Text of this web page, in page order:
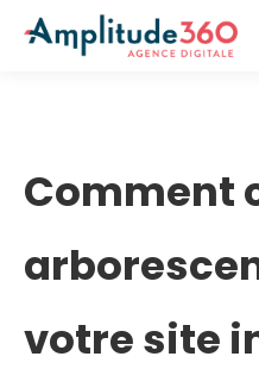
Comment
votre site